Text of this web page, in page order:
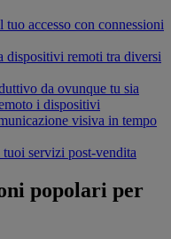
accesso con connessioni
dispositivi remoti tra diversi
da ovunque tu sia
i dispositivi
visiva in tempo
servizi post-vendita
popolari per